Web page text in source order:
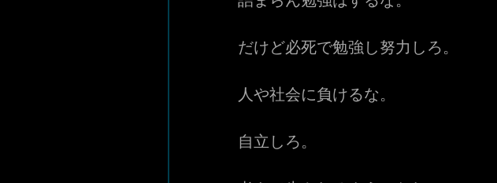
だけど必死で勉強し努力しろ。
人や社会に負けるな。
自立しろ。